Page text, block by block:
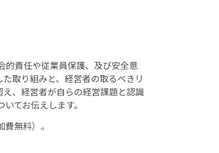
的責任や従業員保護、及び安全意
取り組みと、経営者の取るべきリ
、経営者が自らの経営課題と認識
てお伝えします。
無料）。